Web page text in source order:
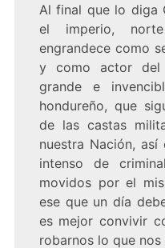
Al final que lo diga
el imperio,
engrandece como
y como actor del
grande e
hondureño, que
de las castas
nuestra Nación,
intenso de
movidos por el
ese que un día
es mejor convivir
robarnos lo que nos